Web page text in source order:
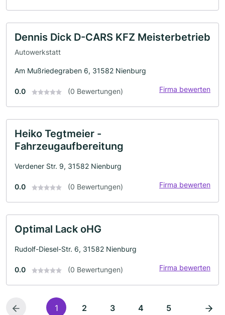
Dennis Dick D-CARS KFZ Meisterbetrieb
Autowerkstatt
Am Mußriedegraben 6, 31582 Nienburg
0.0 (0 Bewertungen) Firma bewerten
Heiko Tegtmeier -
Fahrzeugaufbereitung
Verdener Str. 9, 31582 Nienburg
0.0 (0 Bewertungen) Firma bewerten
Optimal Lack oHG
Rudolf-Diesel-Str. 6, 31582 Nienburg
0.0 (0 Bewertungen) Firma bewerten
1 2 3 4 5